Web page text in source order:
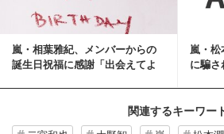
嵐・相葉雅紀、メンバーからの
誕生日祝福に感謝「出会えてよ
嵐・
に騙
関連するキーワー